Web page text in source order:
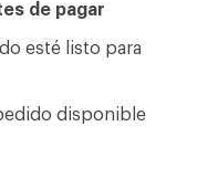
de pagar
esté listo para
disponible